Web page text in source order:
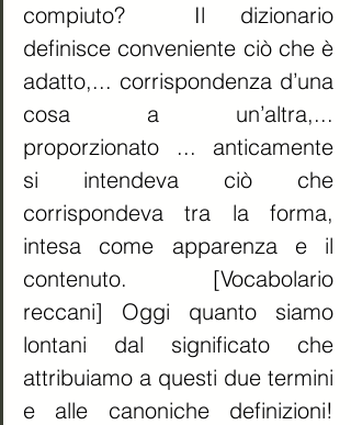
compiuto?  Il dizionario
definisce conveniente ciò che è
adatto,... corrispondenza d’una
cosa a un’altra,...
proporzionato ... anticamente
si intendeva ciò che
corrispondeva tra la forma,
intesa come apparenza e il
contenuto. [Vocabolario
reccani] Oggi quanto siamo
lontani dal significato che
attribuiamo a questi due termini
e alle canoniche definizioni!